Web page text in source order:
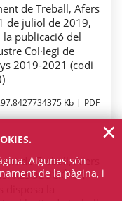
de Treball, Afers
de juliol de 2019,
publicació del
Col·legi de
2019-2021 (codi
Kb PDF
de Treball, Afers
RESOLUCIÓ d'1
la
Algunes són
de la pàgina, i
×